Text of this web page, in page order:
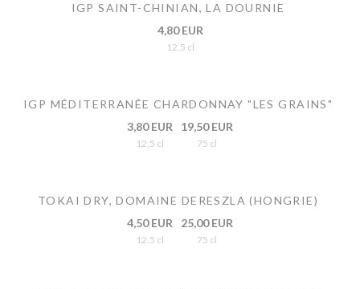
IGP SAINT-CHINIAN, LA DOURNIE
4,80 EUR
12,5 cl
IGP MÉDITERRANÉE CHARDONNAY "LES GRAINS"
3,80 EUR
12,5 cl
19,50 EUR
75 cl
TOKAI DRY, DOMAINE DERESZLA (HONGRIE)
4,50 EUR
12.5 cl
25,00 EUR
75 cl